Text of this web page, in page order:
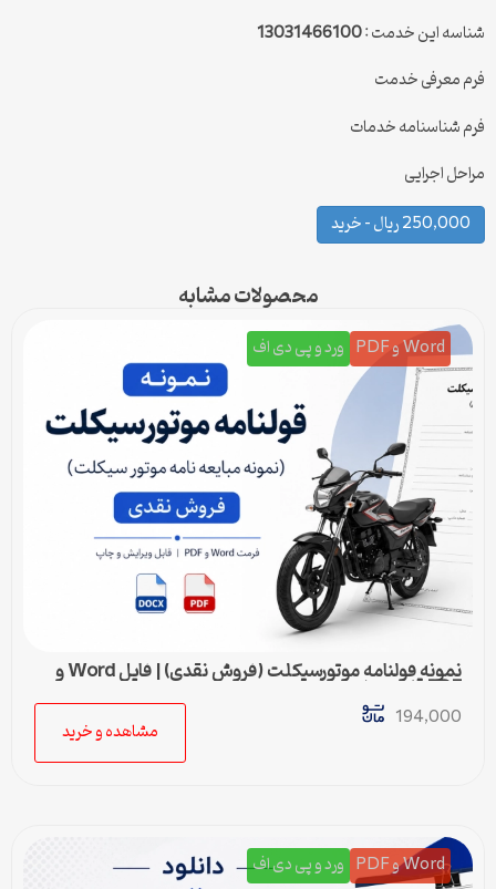
شناسه این خدمت :13031466100
فرم معرفی خدمت
فرم شناسنامه خدمات
مراحل اجرایی
250,000 ریال – خرید
محصولات مشابه
Word و PDF ورد و پی دی اف
نمونه قولنامه موتورسیکلت (فروش نقدی) | فایل Word و
PDF قابل ویرایش
194,000
مشاهده و خرید
Word و PDF ورد و پی دی اف